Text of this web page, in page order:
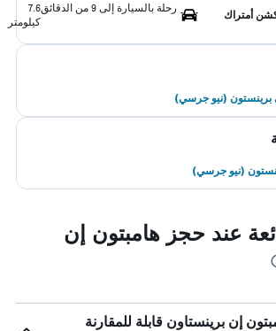
أمتراك
رحلة بالسيارة إلى 9 من الدقائق
7.6
كيلومتر
برينستون (نيو جرسي)
(نيو جرسي)
عند حجز هامبتون إن
إن برينستاون قابلة للمقارنة